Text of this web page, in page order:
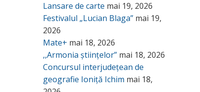
Lansare de carte mai 19, 2026
Festivalul „Lucian Blaga” mai 19,
2026
Mate+ mai 18, 2026
,,Armonia științelor” mai 18, 2026
Concursul interjudețean de
geografie Ioniță Ichim mai 18,